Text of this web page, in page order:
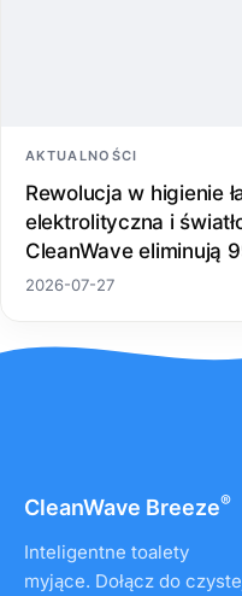
AKTUALNOŚCI
Rewolucja w higienie
elektrolityczna i
CleanWave eliminują
2026-07-27
CleanWave Breeze®
Inteligentne toalety
myjące. Dołącz do